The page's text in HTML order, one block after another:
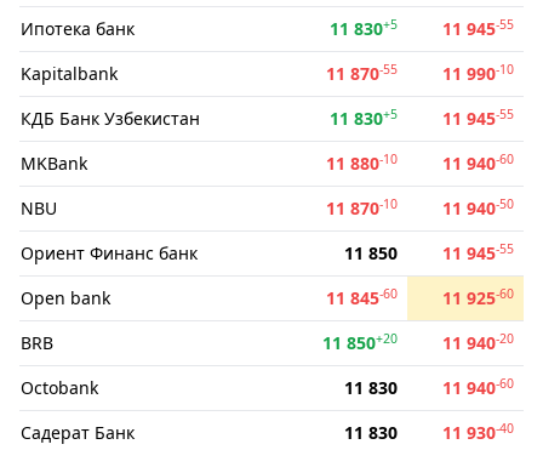
Ипотека банк 11 830+5 11 945-55
Kapitalbank 11 870-55 11 990-10
КДБ Банк Узбекистан 11 830+5 11 945-55
MKBank 11 880-10 11 940-60
NBU 11 870-10 11 940-50
Ориент Финанс банк 11 850 11 945-55
Open bank 11 845-60 11 925-60
BRB 11 850+20 11 940-20
Octobank 11 830 11 940-60
Садерат Банк 11 830 11 930-40